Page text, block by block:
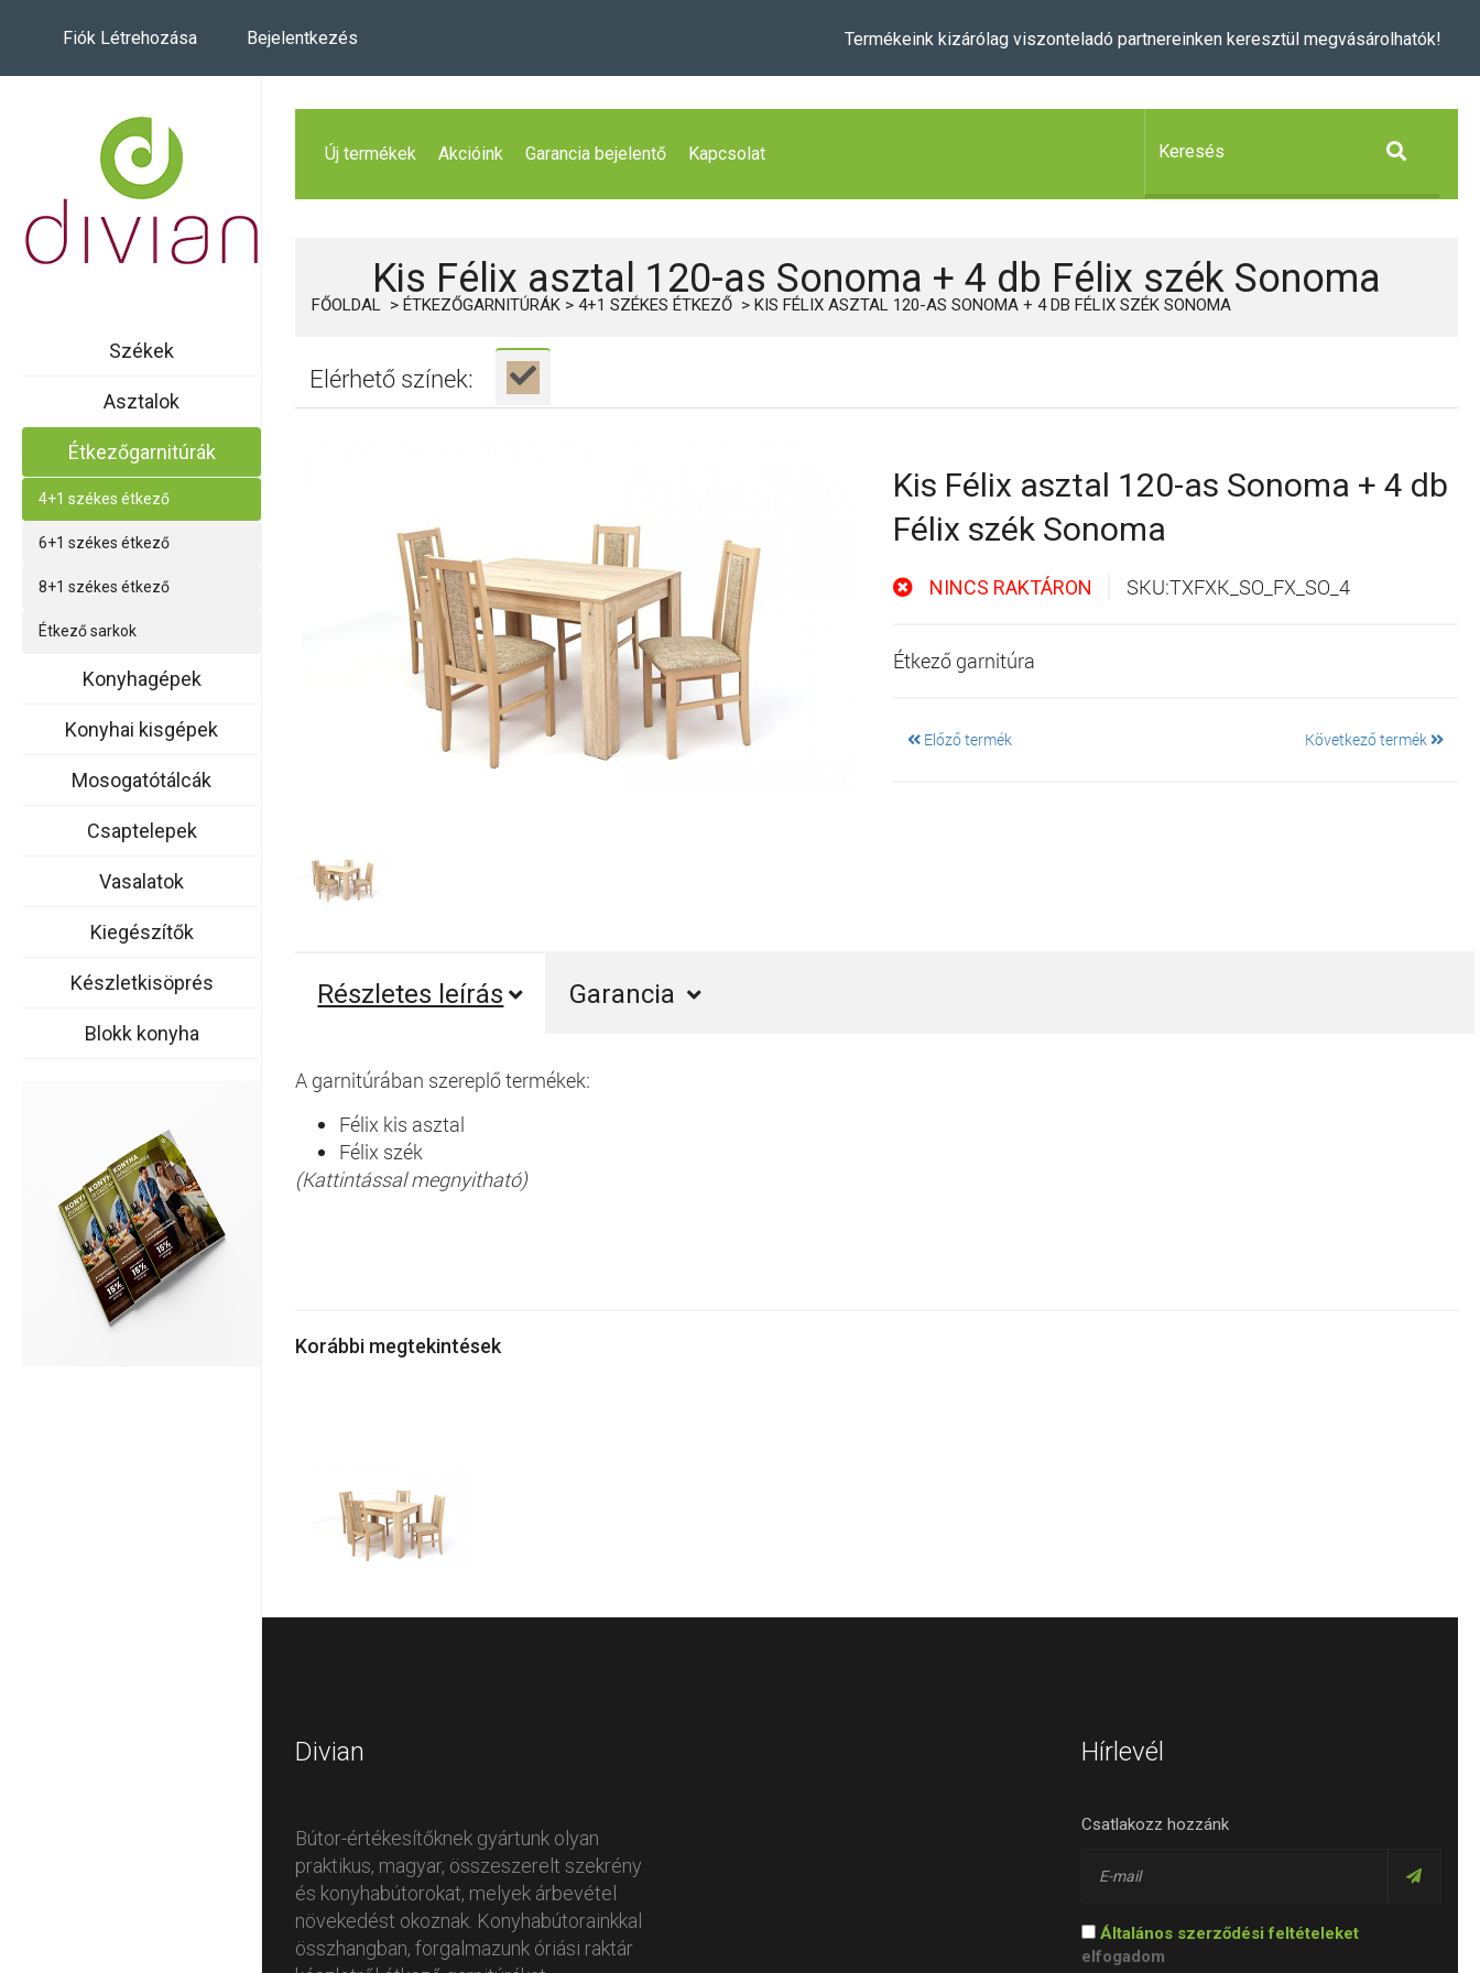
Fiók Létrehozása Bejelentkezés Termékeink kizárólag viszonteladó partnereinken keresztül megvásárolhatók!
Székek
Asztalok
Étkezőgarnitúrák
4+1 székes étkező
6+1 székes étkező
8+1 székes étkező
Étkező sarkok
Konyhagépek
Konyhai kisgépek
Mosogatótálcák
Csaptelepek
Vasalatok
Kiegészítők
Készletkisöprés
Blokk konyha
Új termékek Akcióink Garancia bejelentő Kapcsolat
Kis Félix asztal 120-as Sonoma + 4 db Félix szék Sonoma
FŐOLDAL ÉTKEZŐGARNITÚRÁK 4+1 SZÉKES ÉTKEZŐ KIS FÉLIX ASZTAL 120-AS SONOMA + 4 DB FÉLIX SZÉK SONOMA
Elérhető színek:
Kis Félix asztal 120-as Sonoma + 4 db
Félix szék Sonoma
NINCS RAKTÁRON SKU:TXFXK_SO_FX_SO_4
Étkező garnitúra
Előző termék Következő termék
Részletes leírás Garancia
A garnitúrában szereplő termékek:
Félix kis asztal
Félix szék
(Kattintással megnyitható)
Korábbi megtekintések
Divian
Bútor-értékesítőknek gyártunk olyan
praktikus, magyar, összeszerelt szekrény
és konyhabútorokat, melyek árbevétel
növekedést okoznak. Konyhabútorainkkal
összhangban, forgalmazunk óriási raktár
Hírlevél
Csatlakozz hozzánk
Általános szerződési feltételeket
elfogadom